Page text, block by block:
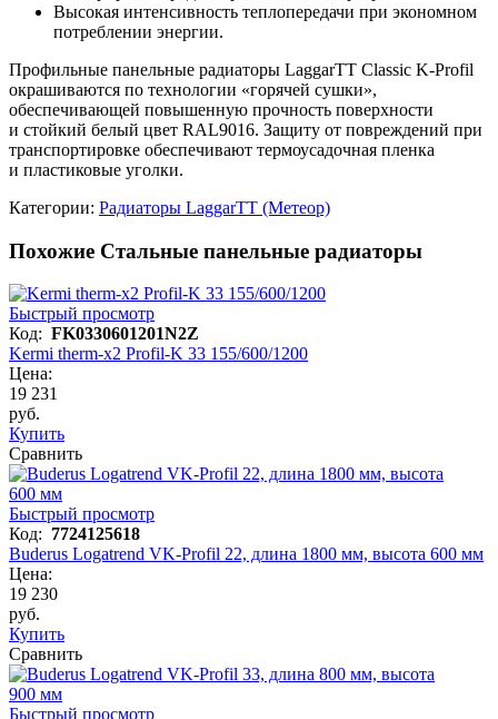
Высокая интенсивность теплопередачи при экономном
потреблении энергии.
Профильные панельные радиаторы LaggarTT Classic K-Profil
окрашиваются по технологии «горячей сушки»,
обеспечивающей повышенную прочность поверхности
и стойкий белый цвет RAL9016. Защиту от повреждений при
транспортировке обеспечивают термоусадочная пленка
и пластиковые уголки.
Категории: Радиаторы LaggarTT (Метеор)
Похожие Стальные панельные радиаторы
Быстрый просмотр
Код: FK0330601201N2Z
Kermi therm-x2 Profil-K 33 155/600/1200
Цена:
19 231
руб.
Купить
Сравнить
Быстрый просмотр
Код: 7724125618
Buderus Logatrend VK-Profil 22, длина 1800 мм, высота 600 мм
Цена:
19 230
руб.
Купить
Сравнить
Быстрый просмотр